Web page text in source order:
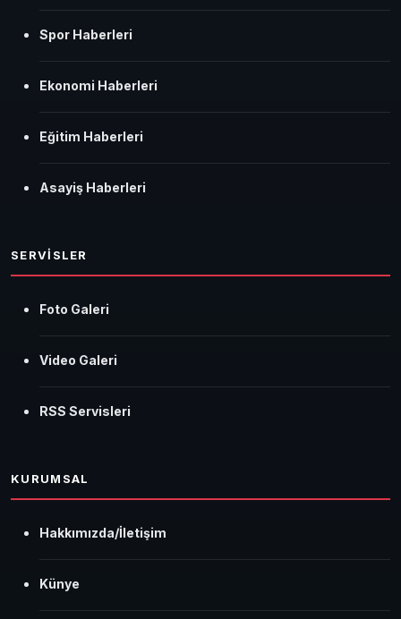
Spor Haberleri
Ekonomi Haberleri
Eğitim Haberleri
Asayiş Haberleri
SERVİSLER
Foto Galeri
Video Galeri
RSS Servisleri
KURUMSAL
Hakkımızda/İletişim
Künye